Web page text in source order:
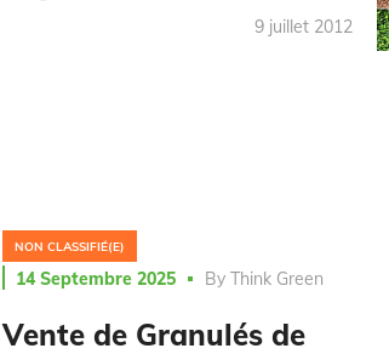
9 juillet 2012
NON CLASSIFIÉ(E)
14 Septembre 2025 By Think Green
Vente de Granulés de